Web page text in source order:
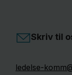
Skriv til
ledelse-